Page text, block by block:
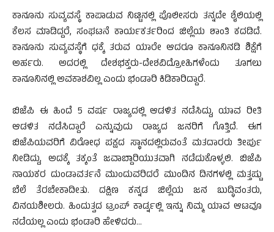
ಕಾನೂನು ಸುವ್ಯವಸ್ಥೆ ಕಾಪಾಡುವ ನಿಟ್ಟಿನಲ್ಲಿ ಪೊಲೀಸರು ತನ್ನದೇ ಶೈಲಿಯಲ್ಲಿ
ಕೆಲಸ ಮಾಡಿದ್ದರೆ, ಸಂಘಟನೆ ಕಾರ್ಯಕರ್ತರಿಂದ ಜಿಲ್ಲೆಯ ಶಾಂತಿ ಕದಡಿದೆ.
ಕಾನೂನು ಸುವ್ಯವಸ್ಥೆಗೆ ಧಕ್ಕೆ ತರುವ ಯಾರೇ ಆದರೂ ಕಾನೂನಿನಡಿ ಶಿಕ್ಷೆಗೆ
ಅರ್ಹರು. ಅದರಲ್ಲಿ ದೇಶಭಕ್ತರು-ದೇಶವಿದ್ರೋಹಿಗಳೆಂದು ತೂಗಲು
ಕಾನೂನಿನಲ್ಲಿ ಅವಕಾಶವಿಲ್ಲ ಎಂದು ಭಂಡಾರಿ ಕಿಡಿಕಾರಿದ್ದಾರೆ.
ಬಿಜೆಪಿ ಈ ಹಿಂದೆ 5 ವರ್ಷ ರಾಜ್ಯದಲ್ಲಿ ಆಡಳಿತ ನಡೆಸಿದ್ದು, ಯಾವ ರೀತಿ
ಆಡಳಿತ ನಡೆಸಿದ್ದಾರೆ ಎನ್ನುವುದು ರಾಜ್ಯದ ಜನರಿಗೆ ಗೊತ್ತಿದೆ. ಈಗ
ಬಿಜೆಪಿಯವರಿಗೆ ವಿರೋಧ ಪಕ್ಷದ ಸ್ಥಾನದಲ್ಲಿರುವಂತೆ ಮತದಾರರು ತೀರ್ಪು
ನೀಡಿದ್ದು, ಅದಕ್ಕೆ ತಕ್ಕಂತೆ ಜವಾಬ್ದಾರಿಯುತವಾಗಿ ನಡೆದುಕೊಳ್ಳಲಿ. ಬಿಜೆಪಿ
ನಾಯಕರ ದುಂಡಾವರ್ತನೆ ಮುಂದುವರಿದರೆ ಮುಂದಿನ ದಿನಗಳಲ್ಲಿ ಮತ್ತಷ್ಟು
ಬೆಲೆ ತೆರಬೇಕಾದೀತು. ದಕ್ಷಿಣ ಕನ್ನಡ ಜಿಲ್ಲೆಯ ಜನ ಬುದ್ಧಿವಂತರು,
ವಿನಯಶೀಲರು. ಹಿಂದುತ್ವದ ಟ್ರಂಪ್ ಕಾರ್ಡ್ನಲ್ಲಿ ಇನ್ನು ನಿಮ್ಮ ಯಾವ ಆಟವೂ
ನಡೆಯಲ್ಲ ಎಂದು ಭಂಡಾರಿ ಹೇಳಿದರು…